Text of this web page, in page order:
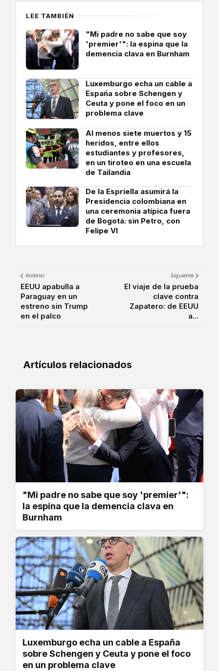
LEE TAMBIÉN
"Mi padre no sabe que soy
'premier'": la espina que la
demencia clava en Burnham
Luxemburgo echa un cable a
España sobre Schengen y
Ceuta y pone el foco en un
problema clave
Al menos siete muertos y 15
heridos, entre ellos
estudiantes y profesores,
en un tiroteo en una escuela
de Tailandia
De la Espriella asumirá la
Presidencia colombiana en
una ceremonia atípica fuera
de Bogotá: sin Petro, con
Felipe VI
Anterior
EEUU apabulla a
Paraguay en un
estreno sin Trump
en el palco
Siguiente
El viaje de la prueba
clave contra
Zapatero: de EEUU
a...
Artículos relacionados
"Mi padre no sabe que soy 'premier'":
la espina que la demencia clava en
Burnham
Luxemburgo echa un cable a España
sobre Schengen y Ceuta y pone el foco
en un problema clave